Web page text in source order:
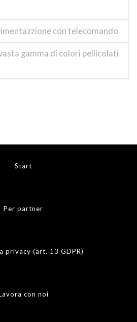
con telecomando
gamma di colori pellicolati
Start
Per partner
privacy (art. 13 GDPR)
con noi